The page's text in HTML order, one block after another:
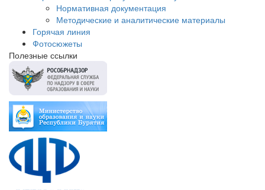
Нормативная документация
Методические и аналитические материалы
Горячая линия
Фотосюжеты
Полезные ссылки